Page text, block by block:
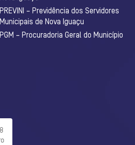
PREVINI – Previdência dos Servidores
Municipais de Nova Iguaçu
PGM – Procuradoria Geral do Município